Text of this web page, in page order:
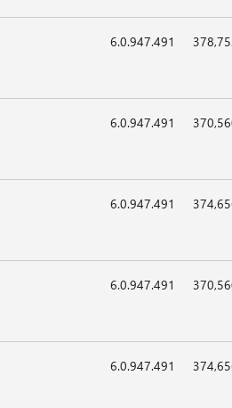
6.0.947.491
6.0.947.491
6.0.947.491
6.0.947.491
6.0.947.491